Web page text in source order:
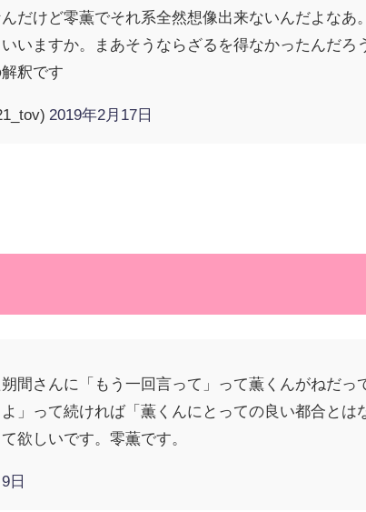
だけど零薫でそれ系全然想像出来ないんだよな
いますか。まあそうならざるを得なかったんだ
釈です
2019年2月17日
間さんに「もう一回言って」って薫くんがねだっ
」って続ければ「薫くんにとっての良い都合とは
欲しいです。零薫です。
日